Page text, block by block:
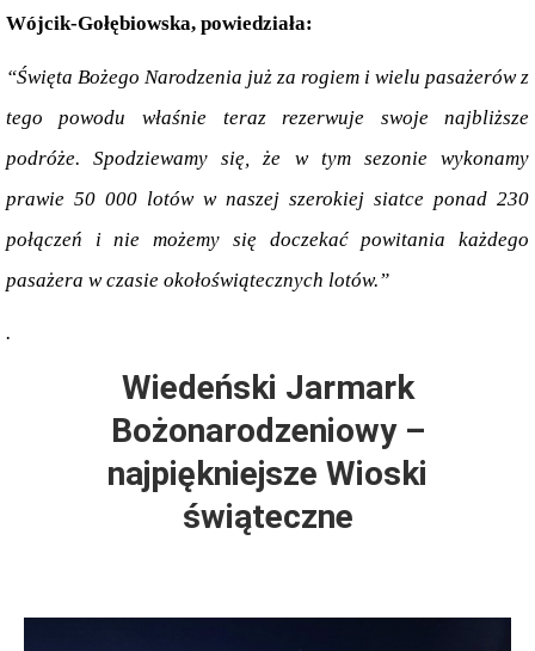
Wójcik-Gołębiowska, powiedziała:
“Święta Bożego Narodzenia już za rogiem i wielu pasażerów z
tego powodu właśnie teraz rezerwuje swoje najbliższe
podróże. Spodziewamy się, że w tym sezonie wykonamy
prawie 50 000 lotów w naszej szerokiej siatce ponad 230
połączeń i nie możemy się doczekać powitania każdego
pasażera w czasie okołoświątecznych lotów.”
.
Wiedeński Jarmark
Bożonarodzeniowy –
najpiękniejsze Wioski
świąteczne